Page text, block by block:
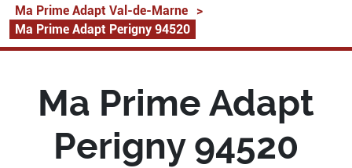
Ma Prime Adapt Val-de-Marne
>
Ma Prime Adapt Perigny 94520
Ma Prime Adapt
Perigny 94520